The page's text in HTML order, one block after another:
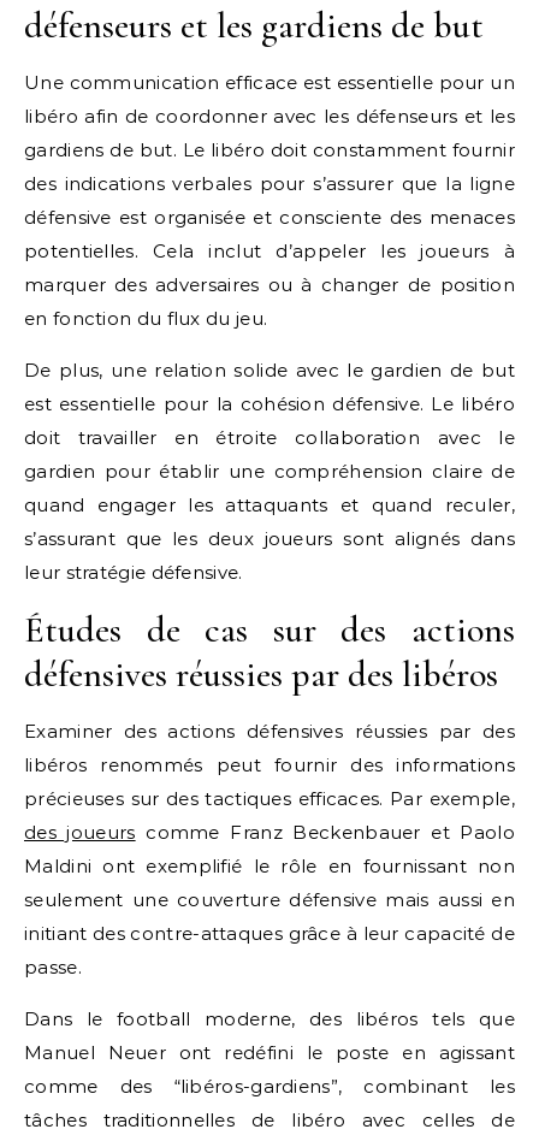
défenseurs et les gardiens de but
Une communication efficace est essentielle pour un
libéro afin de coordonner avec les défenseurs et les
gardiens de but. Le libéro doit constamment fournir
des indications verbales pour s’assurer que la ligne
défensive est organisée et consciente des menaces
potentielles. Cela inclut d’appeler les joueurs à
marquer des adversaires ou à changer de position
en fonction du flux du jeu.
De plus, une relation solide avec le gardien de but
est essentielle pour la cohésion défensive. Le libéro
doit travailler en étroite collaboration avec le
gardien pour établir une compréhension claire de
quand engager les attaquants et quand reculer,
s’assurant que les deux joueurs sont alignés dans
leur stratégie défensive.
Études de cas sur des actions
défensives réussies par des libéros
Examiner des actions défensives réussies par des
libéros renommés peut fournir des informations
précieuses sur des tactiques efficaces. Par exemple,
des joueurs comme Franz Beckenbauer et Paolo
Maldini ont exemplifié le rôle en fournissant non
seulement une couverture défensive mais aussi en
initiant des contre-attaques grâce à leur capacité de
passe.
Dans le football moderne, des libéros tels que
Manuel Neuer ont redéfini le poste en agissant
comme des “libéros-gardiens”, combinant les
tâches traditionnelles de libéro avec celles de